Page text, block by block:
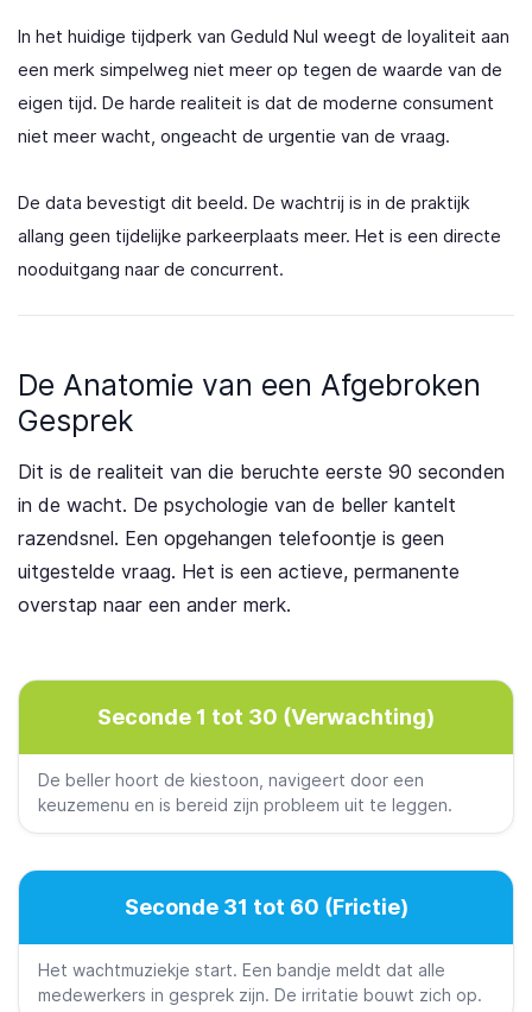
In het huidige tijdperk van Geduld Nul weegt de loyaliteit aan
een merk simpelweg niet meer op tegen de waarde van de
eigen tijd. De harde realiteit is dat de moderne consument
niet meer wacht, ongeacht de urgentie van de vraag.
De data bevestigt dit beeld. De wachtrij is in de praktijk
allang geen tijdelijke parkeerplaats meer. Het is een directe
nooduitgang naar de concurrent.
De Anatomie van een Afgebroken
Gesprek
Dit is de realiteit van die beruchte eerste 90 seconden
in de wacht. De psychologie van de beller kantelt
razendsnel. Een opgehangen telefoontje is geen
uitgestelde vraag. Het is een actieve, permanente
overstap naar een ander merk.
Seconde 1 tot 30 (Verwachting)
De beller hoort de kiestoon, navigeert door een
keuzemenu en is bereid zijn probleem uit te leggen.
Seconde 31 tot 60 (Frictie)
Het wachtmuziekje start. Een bandje meldt dat alle
medewerkers in gesprek zijn. De irritatie bouwt zich op.